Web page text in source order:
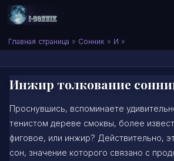
Skip to content
Сонник I-SONNIK.COM
Главная страница » Сонник » И »
Инжир толкование
Проснувшись, вспоминаете
тенистом дереве смоквы, более
фиговое, или инжир? Действительно,
сон, значение которого связано с